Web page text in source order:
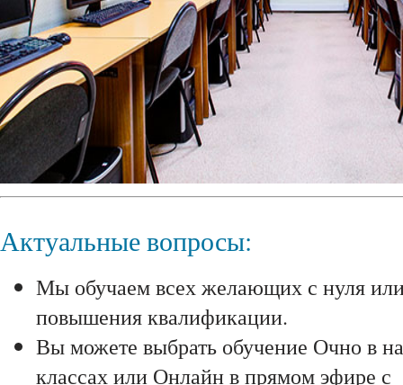
Актуальные вопросы:
Мы обучаем всех желающих с нуля
повышения квалификации.
Вы можете выбрать обучение Очно в
классах или Онлайн в прямом эфире с